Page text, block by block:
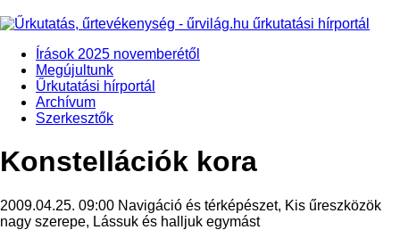
Írások 2025 novemberétől
Megújultunk
Űrkutatási hírportál
Archívum
Szerkesztők
Konstellációk kora
2009.04.25. 09:00 Navigáció és térképészet, Kis űreszközök
nagy szerepe, Lássuk és halljuk egymást